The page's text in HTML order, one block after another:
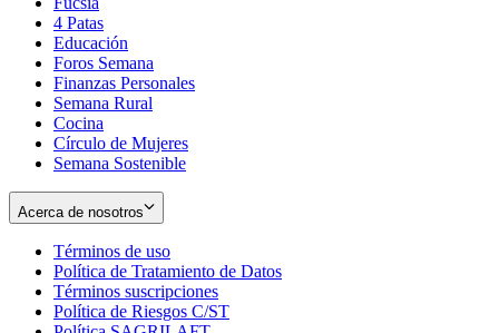
new
window
in
new
window
4 Patas
Educación
Foros Semana
Finanzas Personales
Semana Rural
Cocina
Círculo de Mujeres
Semana Sostenible
Acerca de nosotros
Términos de uso
in
new
window
Política de Tratamiento de Datos
Términos suscripciones
in
Política de Riesgos C/ST